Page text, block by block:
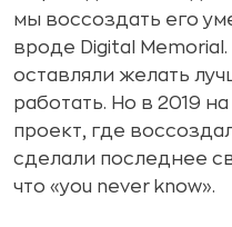
мы воссоздать его
вроде Digital
оставляли желать
работать. Но в 2019
проект, где
сделали последнее
что «you never know».